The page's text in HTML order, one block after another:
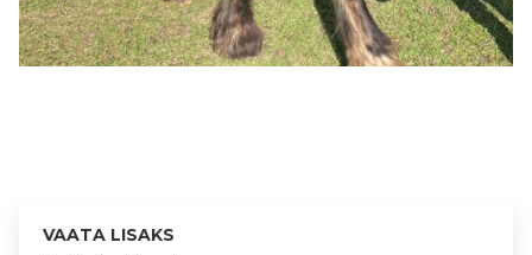
VAATA LISAKS